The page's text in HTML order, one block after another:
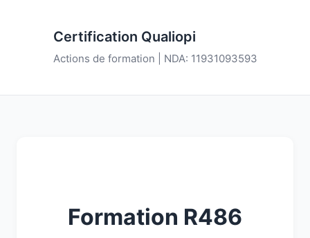
Certification Qualiopi
Actions de formation | NDA: 11931093593
Formation R486